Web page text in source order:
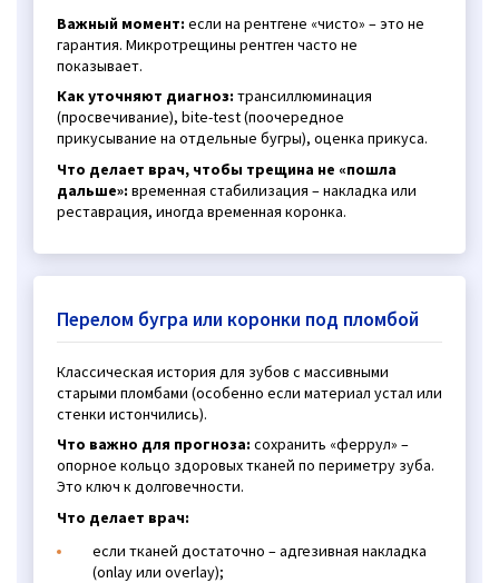
Важный момент: если на рентгене «чисто» – это не
гарантия. Микротрещины рентген часто не
показывает.
Как уточняют диагноз: трансиллюминация
(просвечивание), bite-test (поочередное
прикусывание на отдельные бугры), оценка прикуса.
Что делает врач, чтобы трещина не «пошла
дальше»: временная стабилизация – накладка или
реставрация, иногда временная коронка.
Перелом бугра или коронки под пломбой
Классическая история для зубов с массивными
старыми пломбами (особенно если материал устал или
стенки истончились).
Что важно для прогноза: сохранить «феррул» –
опорное кольцо здоровых тканей по периметру зуба.
Это ключ к долговечности.
Что делает врач:
если тканей достаточно – адгезивная накладка
(onlay или overlay);